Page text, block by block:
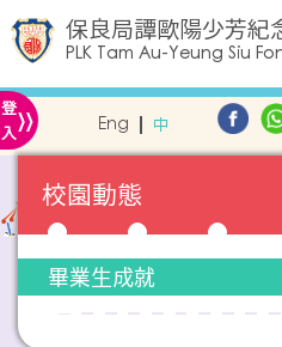
保良局譚歐陽少芳紀
PLK Tam Au-Yeung Siu
登
入» Eng 中
校園動態
畢業生成就